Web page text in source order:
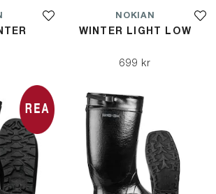
NOKIAN
WINTER LIGHT LOW
699 kr